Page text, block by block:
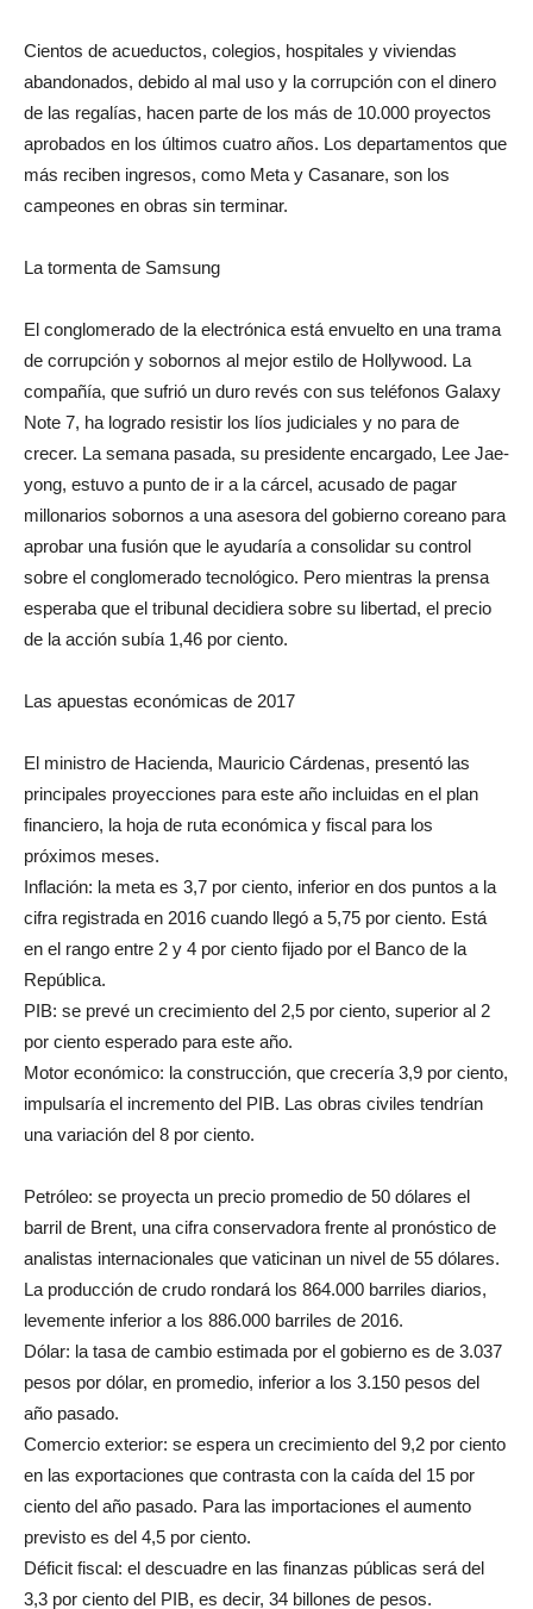
Cientos de acueductos, colegios, hospitales y viviendas
abandonados, debido al mal uso y la corrupción con el dinero
de las regalías, hacen parte de los más de 10.000 proyectos
aprobados en los últimos cuatro años. Los departamentos que
más reciben ingresos, como Meta y Casanare, son los
campeones en obras sin terminar.
La tormenta de Samsung
El conglomerado de la electrónica está envuelto en una trama
de corrupción y sobornos al mejor estilo de Hollywood. La
compañía, que sufrió un duro revés con sus teléfonos Galaxy
Note 7, ha logrado resistir los líos judiciales y no para de
crecer. La semana pasada, su presidente encargado, Lee Jae-
yong, estuvo a punto de ir a la cárcel, acusado de pagar
millonarios sobornos a una asesora del gobierno coreano para
aprobar una fusión que le ayudaría a consolidar su control
sobre el conglomerado tecnológico. Pero mientras la prensa
esperaba que el tribunal decidiera sobre su libertad, el precio
de la acción subía 1,46 por ciento.
Las apuestas económicas de 2017
El ministro de Hacienda, Mauricio Cárdenas, presentó las
principales proyecciones para este año incluidas en el plan
financiero, la hoja de ruta económica y fiscal para los
próximos meses.
Inflación: la meta es 3,7 por ciento, inferior en dos puntos a la
cifra registrada en 2016 cuando llegó a 5,75 por ciento. Está
en el rango entre 2 y 4 por ciento fijado por el Banco de la
República.
PIB: se prevé un crecimiento del 2,5 por ciento, superior al 2
por ciento esperado para este año.
Motor económico: la construcción, que crecería 3,9 por ciento,
impulsaría el incremento del PIB. Las obras civiles tendrían
una variación del 8 por ciento.
Petróleo: se proyecta un precio promedio de 50 dólares el
barril de Brent, una cifra conservadora frente al pronóstico de
analistas internacionales que vaticinan un nivel de 55 dólares.
La producción de crudo rondará los 864.000 barriles diarios,
levemente inferior a los 886.000 barriles de 2016.
Dólar: la tasa de cambio estimada por el gobierno es de 3.037
pesos por dólar, en promedio, inferior a los 3.150 pesos del
año pasado.
Comercio exterior: se espera un crecimiento del 9,2 por ciento
en las exportaciones que contrasta con la caída del 15 por
ciento del año pasado. Para las importaciones el aumento
previsto es del 4,5 por ciento.
Déficit fiscal: el descuadre en las finanzas públicas será del
3,3 por ciento del PIB, es decir, 34 billones de pesos.